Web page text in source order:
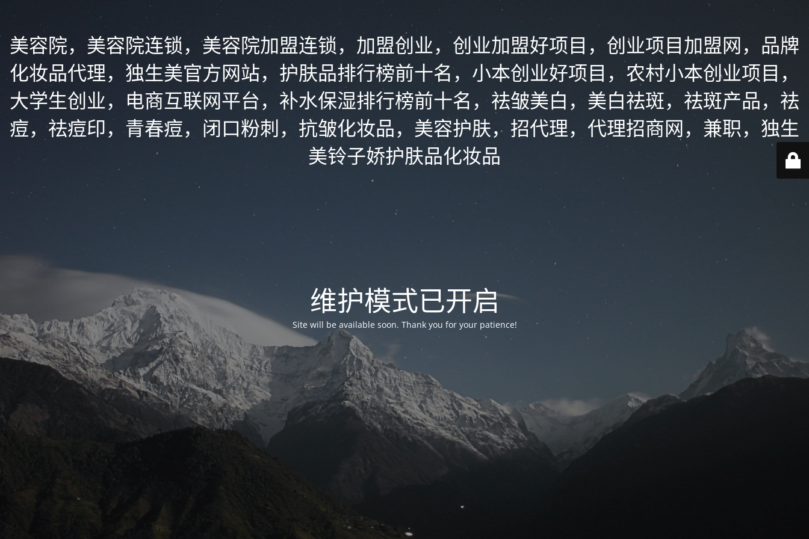
美容院，美容院连锁，美容院加盟连锁，加盟创业，创业加盟好项目，创业项目加盟网，品牌
化妆品代理，独生美官方网站，护肤品排行榜前十名，小本创业好项目，农村小本创业项目，
大学生创业，电商互联网平台，补水保湿排行榜前十名，祛皱美白，美白祛斑，祛斑产品，祛
痘，祛痘印，青春痘，闭口粉刺，抗皱化妆品，美容护肤，招代理，代理招商网，兼职，独生
美铃子娇护肤品化妆品
维护模式已开启
Site will be available soon. Thank you for your patience!